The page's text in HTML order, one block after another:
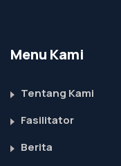
Menu Kami
Tentang Kami
Fasilitator
Berita